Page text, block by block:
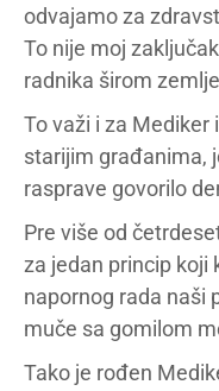
odvajamo za
To nije moj
radnika širom
To važi i za
starijim građanima,
rasprave govorilo
Pre više od
za jedan princip koji
napornog rada naši
muče sa gomilom
Tako je rođen